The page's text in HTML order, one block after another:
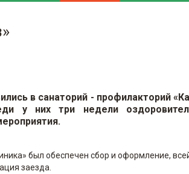
в санаторий - профилакторий
у них три недели
был обеспечен сбор и оформление,
заезда.